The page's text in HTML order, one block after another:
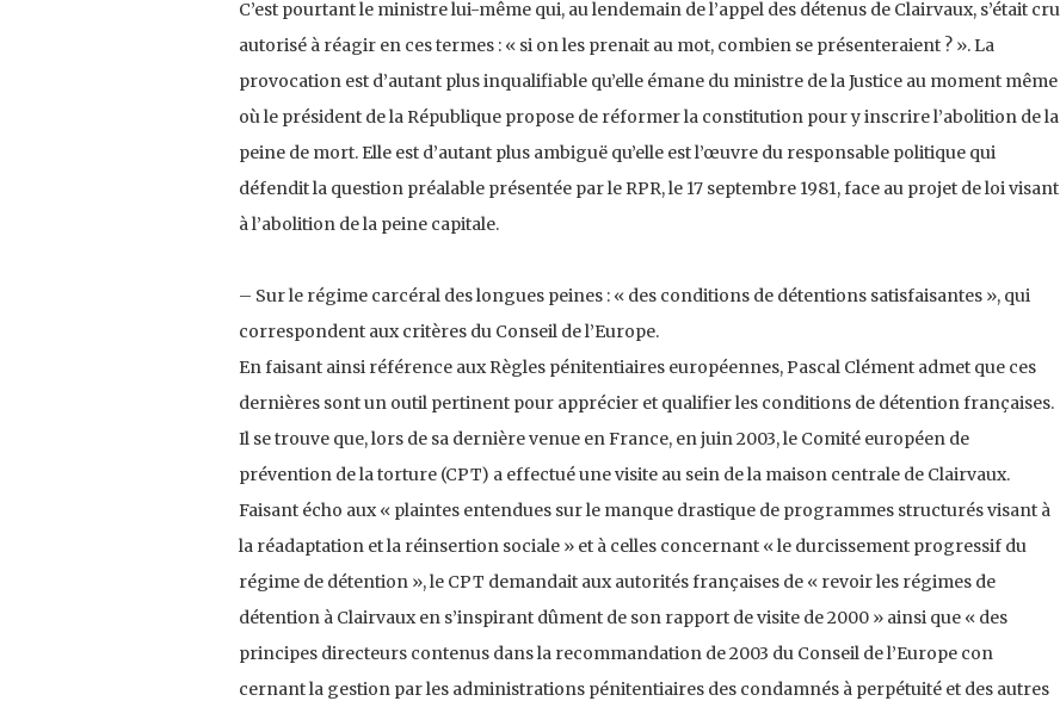
C’est pourtant le ministre lui-même qui, au lendemain de l’appel des détenus de Clairvaux, s’était cru
autorisé à réagir en ces termes : « si on les prenait au mot, combien se présenteraient ? ». La
provocation est d’autant plus inqualifiable qu’elle émane du ministre de la Justice au moment même
où le président de la République propose de réformer la constitution pour y inscrire l’abolition de la
peine de mort. Elle est d’autant plus ambiguë qu’elle est l’œuvre du responsable politique qui
défendit la question préalable présentée par le RPR, le 17 septembre 1981, face au projet de loi visant
à l’abolition de la peine capitale.
– Sur le régime carcéral des longues peines : « des conditions de détentions satisfaisantes », qui
correspondent aux critères du Conseil de l’Europe.
En faisant ainsi référence aux Règles pénitentiaires européennes, Pascal Clément admet que ces
dernières sont un outil pertinent pour apprécier et qualifier les conditions de détention françaises.
Il se trouve que, lors de sa dernière venue en France, en juin 2003, le Comité européen de
prévention de la torture (CPT) a effectué une visite au sein de la maison centrale de Clairvaux.
Faisant écho aux « plaintes entendues sur le manque drastique de programmes structurés visant à
la réadaptation et la réinsertion sociale » et à celles concernant « le durcissement progressif du
régime de détention », le CPT demandait aux autorités françaises de « revoir les régimes de
détention à Clairvaux en s’inspirant dûment de son rapport de visite de 2000 » ainsi que « des
principes directeurs contenus dans la recommandation de 2003 du Conseil de l’Europe con
cernant la gestion par les administrations pénitentiaires des condamnés à perpétuité et des autres